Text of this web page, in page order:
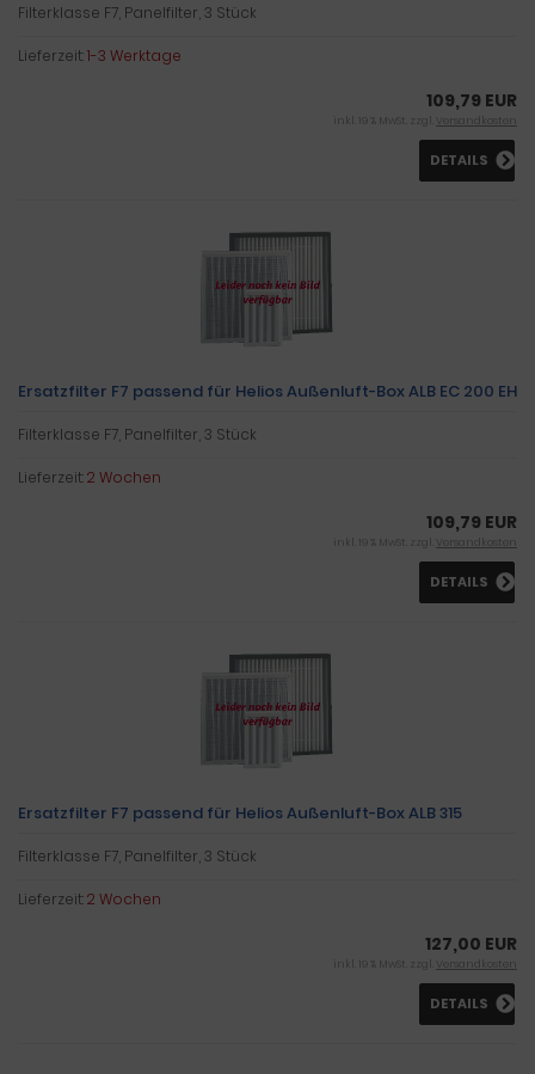
Filterklasse F7, Panelfilter, 3 Stück
Lieferzeit:1-3 Werktage
109,79 EUR
inkl. 19 % MwSt. zzgl. Versandkosten
DETAILS
Ersatzfilter F7 passend für Helios Außenluft-Box ALB EC 200 EH
Filterklasse F7, Panelfilter, 3 Stück
Lieferzeit:2 Wochen
109,79 EUR
inkl. 19 % MwSt. zzgl. Versandkosten
DETAILS
Ersatzfilter F7 passend für Helios Außenluft-Box ALB 315
Filterklasse F7, Panelfilter, 3 Stück
Lieferzeit:2 Wochen
127,00 EUR
inkl. 19 % MwSt. zzgl. Versandkosten
DETAILS